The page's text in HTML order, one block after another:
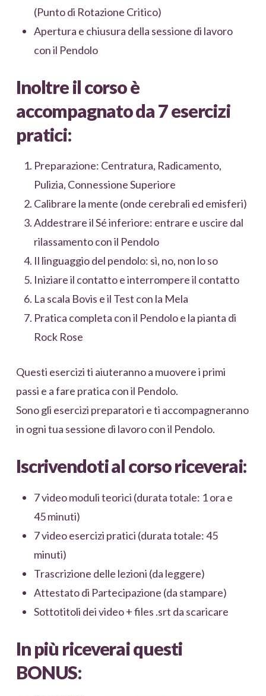
(Punto di Rotazione Critico)
Apertura e chiusura della sessione di lavoro
con il Pendolo
Inoltre il corso è
accompagnato da 7 esercizi
pratici:
Preparazione: Centratura, Radicamento,
Pulizia, Connessione Superiore
Calibrare la mente (onde cerebrali ed emisferi)
Addestrare il Sé inferiore: entrare e uscire dal
rilassamento con il Pendolo
Il linguaggio del pendolo: sì, no, non lo so
Iniziare il contatto e interrompere il contatto
La scala Bovis e il Test con la Mela
Pratica completa con il Pendolo e la pianta di
Rock Rose
Questi esercizi ti aiuteranno a muovere i primi
passi e a fare pratica con il Pendolo.
Sono gli esercizi preparatori e ti accompagneranno
in ogni tua sessione di lavoro con il Pendolo.
Iscrivendoti al corso riceverai:
7 video moduli teorici (durata totale: 1 ora e
45 minuti)
7 video esercizi pratici (durata totale: 45
minuti)
Trascrizione delle lezioni (da leggere)
Attestato di Partecipazione (da stampare)
Sottotitoli dei video + files .srt da scaricare
In più riceverai questi
BONUS: